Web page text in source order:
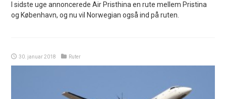
I sidste uge annoncerede Air Pristhina en rute mellem Pristina
og København, og nu vil Norwegian også ind på ruten.
30. januar 2018 Ruter